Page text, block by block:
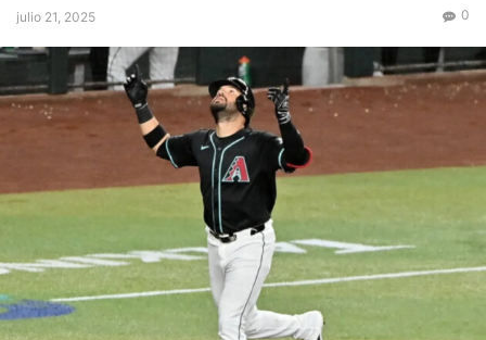
julio 21, 2025 0